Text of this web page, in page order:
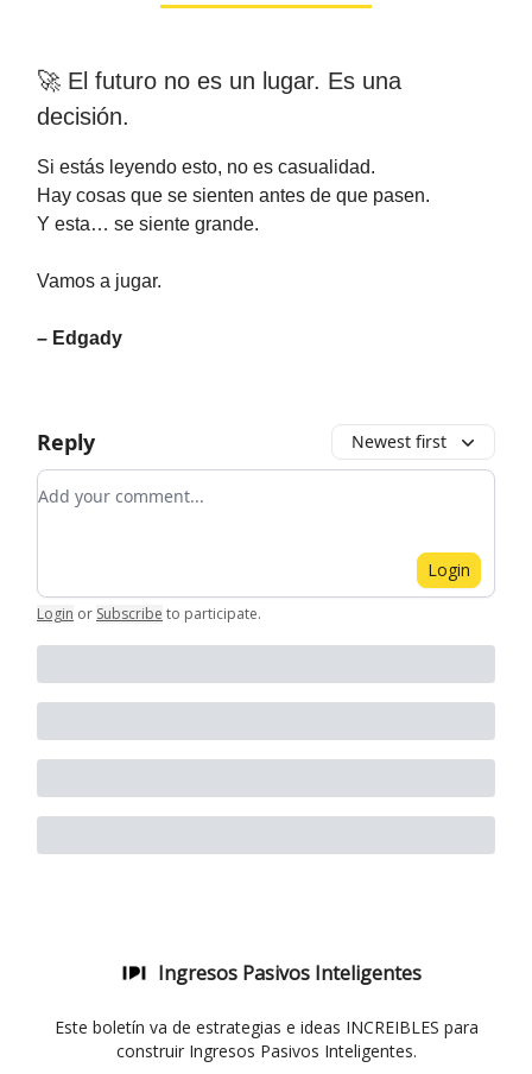
🚀 El futuro no es un lugar. Es una
decisión.
Si estás leyendo esto, no es casualidad.
Hay cosas que se sienten antes de que pasen.
Y esta… se siente grande.
Vamos a jugar.
– Edgady
Reply Newest first
Add your comment
Login
Login or Subscribe to participate.
Ingresos Pasivos Inteligentes
Este boletín va de estrategias e ideas INCREIBLES para
construir Ingresos Pasivos Inteligentes.